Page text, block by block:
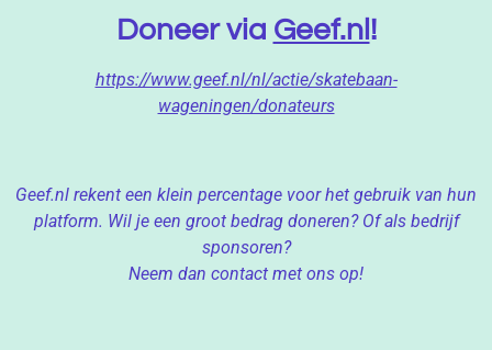
Doneer via Geef.nl !
https://www.geef.nl/nl/actie/skatebaan-
wageningen/donateurs
Geef.nl rekent een klein percentage voor het gebruik van hun
platform. Wil je een groot bedrag doneren? Of als bedrijf
sponsoren?
Neem dan contact met ons op!